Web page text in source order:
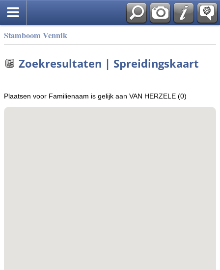
Stamboom Vennik
Zoekresultaten | Spreidingskaart
Plaatsen voor Familienaam is gelijk aan VAN HERZELE (0)